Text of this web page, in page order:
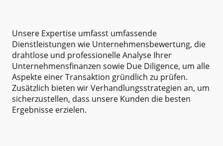
Unsere Expertise umfasst umfassende
Dienstleistungen wie Unternehmensbewertung, die
drahtlose und professionelle Analyse Ihrer
Unternehmensfinanzen sowie Due Diligence, um alle
Aspekte einer Transaktion gründlich zu prüfen.
Zusätzlich bieten wir Verhandlungsstrategien an, um
sicherzustellen, dass unsere Kunden die besten
Ergebnisse erzielen.